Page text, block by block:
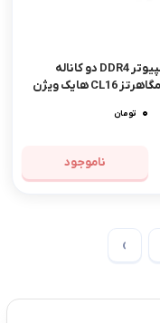
رم کامپیوتر DDR4 دو کاناله
3200 مگاهرتز CL16 هایک ویژن
0 تومان
ناموجود
›